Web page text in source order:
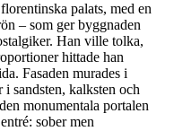
palats, med en
– som ger byggnaden
Han ville tolka,
hittade han
Fasaden murades i
sandsten, kalksten och
monumentala portalen
sober men